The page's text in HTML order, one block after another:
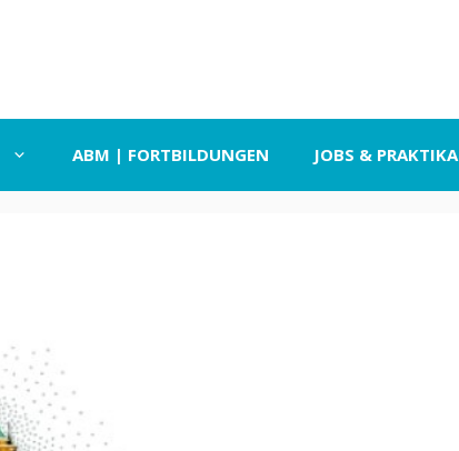
ABM | FORTBILDUNGEN JOBS & PRAKTIKA